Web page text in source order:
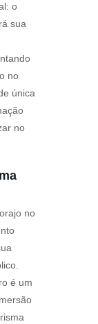
o
sua
no
única
no
no
é um